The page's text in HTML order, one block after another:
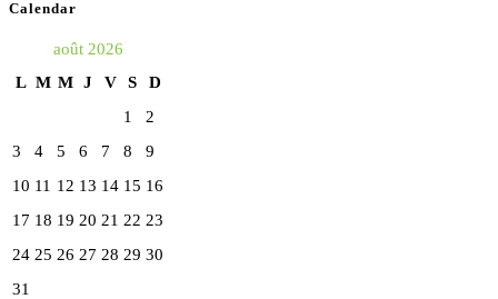
nouvel
onglet
Calendar
août 2026
L M M J V S
D
1
2
3
4 5 6 7 8
9
10 11 12 13 14 15 16
17 18 19 20 21 22 23
24 25 26 27 28 29 30
31